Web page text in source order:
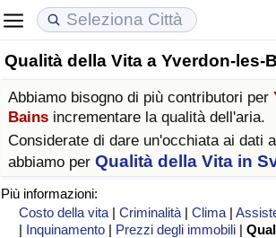
Qualità della Vita a Yverdon-les-
Abbiamo bisogno di più contributori per
Bains incrementare la qualità dell'aria.
Considerate di dare un'occhiata ai dati
abbiamo per Qualità della Vita in
Più informazioni:
Costo della vita |Criminalità |Clima |
| Inquinamento | Prezzi degli immobili |
Costo della vita
Indice Del Costo Della Vita (corrente)
Indice Del Costo Della Vita
Indice del Costo della Vita per Nazione
Prezzi degli immobili
Indice del Prezzo delle Case (Corrente)
Indice del Prezzo delle Case
Indice del Prezzo delle Case per
Qualità della Vita
Indice della Qualità della Vita
Indice della Qualità della Vita
Indice della qualità della vita per Paese